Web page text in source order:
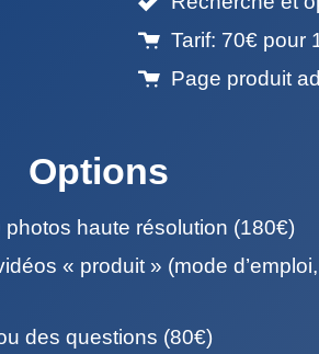
Tarif: 70€ pour
Page produit
Options
haute résolution (180€)
« produit » (mode
des questions (80€)